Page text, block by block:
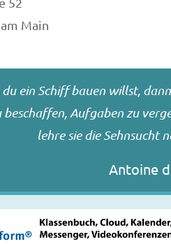
Main
du ein Schiff bauen willst,
beschaffen, Aufgaben zu
lehre sie die Sehnsucht
Antoine